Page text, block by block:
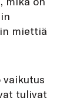
miettiä
vaikutus
tulivat